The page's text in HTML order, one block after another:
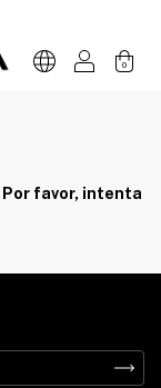
0
favor, intenta